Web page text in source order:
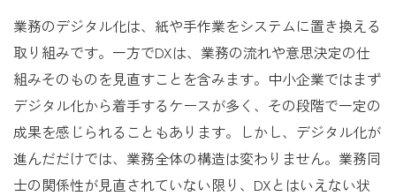
業務のデジタル化は、紙や手作業をシステムに置き換える
取り組みです。一方でDXは、業務の流れや意思決定の仕
組みそのものを見直すことを含みます。中小企業ではまず
デジタル化から着手するケースが多く、その段階で一定の
成果を感じられることもあります。しかし、デジタル化が
進んだだけでは、業務全体の構造は変わりません。業務同
士の関係性が見直されていない限り、DXとはいえない状